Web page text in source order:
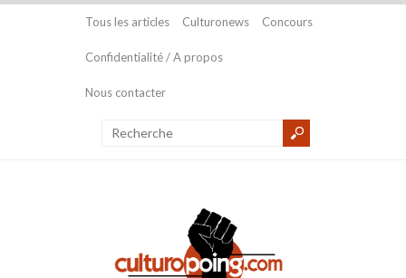
Tous les articles Culturonews Concours
Confidentialité / A propos
Nous contacter